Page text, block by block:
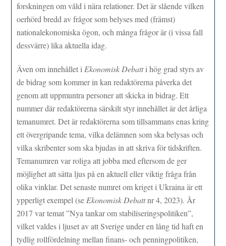
forskningen om våld i nära relationer. Det är slående vilken
oerhörd bredd av frågor som belyses med (främst)
nationalekonomiska ögon, och många frågor är (i vissa fall
dessvärre) lika aktuella idag.
Även om innehållet i Ekonomisk Debatti hög grad styrs av
de bidrag som kommer in kan redaktörerna påverka det
genom att uppmuntra personer att skicka in bidrag. Ett
nummer där redaktörerna särskilt styr innehållet är det årliga
temanumret. Det är redaktörerna som tillsammans enas kring
ett övergripande tema, vilka delämnen som ska belysas och
vilka skribenter som ska bjudas in att skriva för tidskriften.
Temanumren var roliga att jobba med eftersom de ger
möjlighet att sätta ljus på en aktuell eller viktig fråga från
olika vinklar. Det senaste numret om kriget i Ukraina är ett
ypperligt exempel (se Ekonomisk Debattnr 4, 2023). År
2017 var temat ”Nya tankar om stabiliseringspolitiken”,
vilket valdes i ljuset av att Sverige under en lång tid haft en
tydlig rollfördelning mellan finans- och penningpolitiken,